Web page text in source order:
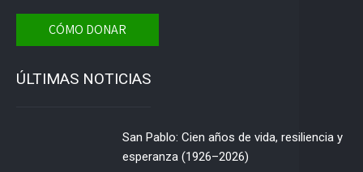
CÓMO DONAR
ÚLTIMAS NOTICIAS
San Pablo: Cien años de vida, resiliencia y
esperanza (1926–2026)